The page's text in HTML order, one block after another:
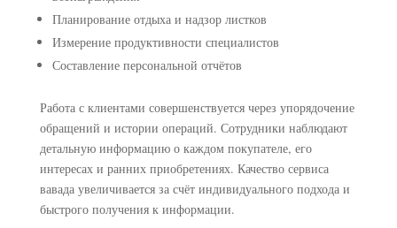
Планирование отдыха и надзор листков
Измерение продуктивности специалистов
Составление персональной отчётов
Работа с клиентами совершенствуется через упорядочение
обращений и истории операций. Сотрудники наблюдают
детальную информацию о каждом покупателе, его
интересах и ранних приобретениях. Качество сервиса
вавада увеличивается за счёт индивидуального подхода и
быстрого получения к информации.